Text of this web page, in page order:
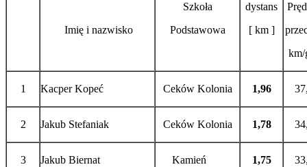
Imię i nazwisko
Szkoła
Podstawowa
dystans
[ km ]
km/
1 Kacper Kopeć Ceków Kolonia 1,96
2 Jakub Stefaniak Ceków Kolonia 1,78
3 Jakub Biernat Kamień 1,75